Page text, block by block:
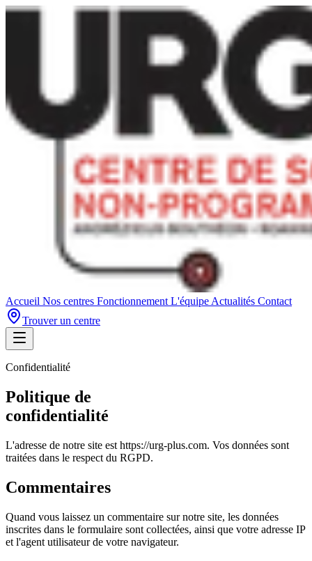
Accueil Nos centres Fonctionnement L'équipe Actualités Contact
Trouver un centre
Confidentialité
Politique de
confidentialité
L'adresse de notre site est https://urg-plus.com. Vos données sont
traitées dans le respect du RGPD.
Commentaires
Quand vous laissez un commentaire sur notre site, les données
inscrites dans le formulaire sont collectées, ainsi que votre adresse IP
et l'agent utilisateur de votre navigateur.